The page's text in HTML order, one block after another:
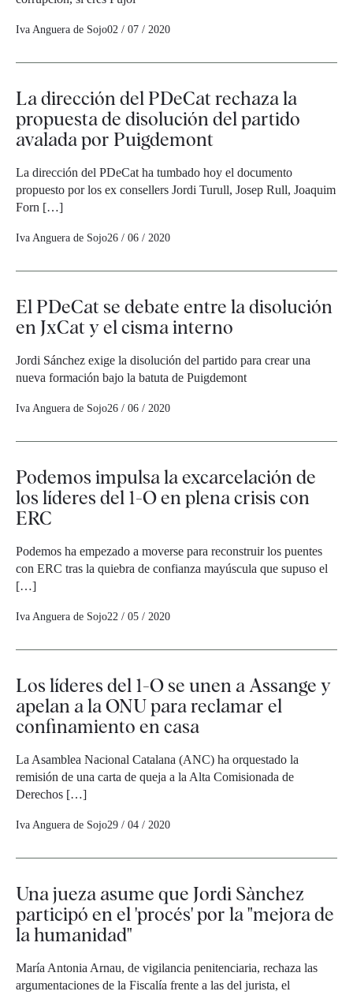
Iva Anguera de Sojo02 / 07 / 2020
La dirección del PDeCat rechaza la
propuesta de disolución del partido
avalada por Puigdemont
La dirección del PDeCat ha tumbado hoy el documento
propuesto por los ex consellers Jordi Turull, Josep Rull, Joaquim
Forn […]
Iva Anguera de Sojo26 / 06 / 2020
El PDeCat se debate entre la disolución
en JxCat y el cisma interno
Jordi Sánchez exige la disolución del partido para crear una
nueva formación bajo la batuta de Puigdemont
Iva Anguera de Sojo26 / 06 / 2020
Podemos impulsa la excarcelación de
los líderes del 1-O en plena crisis con
ERC
Podemos ha empezado a moverse para reconstruir los puentes
con ERC tras la quiebra de confianza mayúscula que supuso el
[…]
Iva Anguera de Sojo22 / 05 / 2020
Los líderes del 1-O se unen a Assange y
apelan a la ONU para reclamar el
confinamiento en casa
La Asamblea Nacional Catalana (ANC) ha orquestado la
remisión de una carta de queja a la Alta Comisionada de
Derechos […]
Iva Anguera de Sojo29 / 04 / 2020
Una jueza asume que Jordi Sànchez
participó en el 'procés' por la "mejora de
la humanidad"
María Antonia Arnau, de vigilancia penitenciaria, rechaza las
argumentaciones de la Fiscalía frente a las del jurista, el